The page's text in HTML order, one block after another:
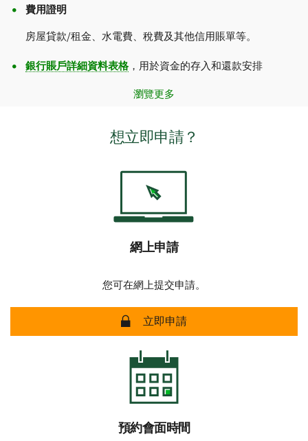
費用證明
房屋貸款/租金、水電費、稅費及其他信用賬單等。
銀行賬戶詳細資料表格，用於資金的存入和還款安排
瀏覽更多
想立即申請？
網上申請
您可在網上提交申請。
安全網上申請 立即申請
立即申請
預約會面時間